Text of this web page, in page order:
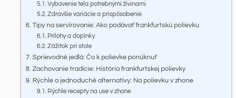
Vybavenie tela potrebnými živinami
Zdravšie variácie a prispôsobenie
Tipy na servírovanie: Ako podávať frankfurtskú polievku
Prílohy a doplnky
Zážitok pri stole
Sprievodné jedlá: Čo k polievke ponúknuť
Zachovanie tradície: História frankfurtskej polievky
Rýchle a jednoduché alternatívy: Na polievku v zhone
Rýchle recepty na use v zhone